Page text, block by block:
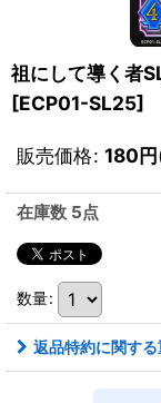
祖にして導く者
[ECP01-SL25]
販売価格: 180円
在庫数 5点
数量:
返品特約に関す